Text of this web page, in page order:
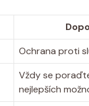
Ochrana proti
Vždy se
nejlepších